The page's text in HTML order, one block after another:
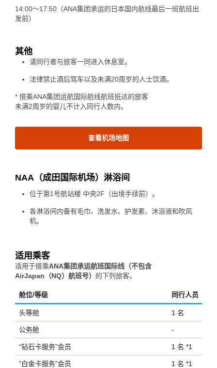
14:00～17:50（ANA集团承运的日本国内航线最后一班航班出
发前）
其他
请同行者与旅客一同进入休息室。
法律禁止酒后驾车以及未满20周岁的人士饮酒。
* 搭乘ANA集团运航国际航线航班抵达的旅客
未满2周岁的婴儿不计入同行人数内。
查看机场地图
NAA（成田国际机场）淋浴间
位于第1号航站楼 中央2F（出境手续前）。
各淋浴间内备有毛巾、洗发水、护发素、沐浴液和吹风
机。
适用乘客
适用于搭乘ANA集团承运航班国际线（不包含
AirJapan（NQ）航班号） 的下列旅客。
舱位/等级 同行人员
头等舱 1 名
公务舱 -
“钻石卡服务”会员 1 名 *1
“白金卡服务”会员 1 名 *1